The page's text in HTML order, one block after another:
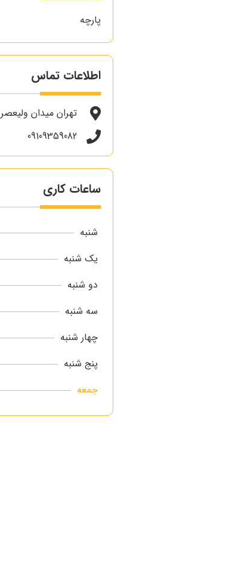
پارچه
اطلاعات تماس
تهران میدان ولیعصر
09109359082
ساعات کاری
شنبه
یک شنبه
دو شنبه
سه شنبه
چهار شنبه
پنج شنبه
جمعه